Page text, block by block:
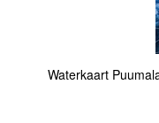
Waterkaart